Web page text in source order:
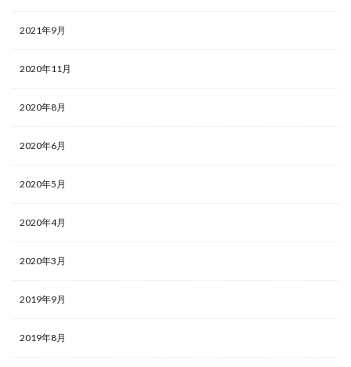
2021年9月
2020年11月
2020年8月
2020年6月
2020年5月
2020年4月
2020年3月
2019年9月
2019年8月